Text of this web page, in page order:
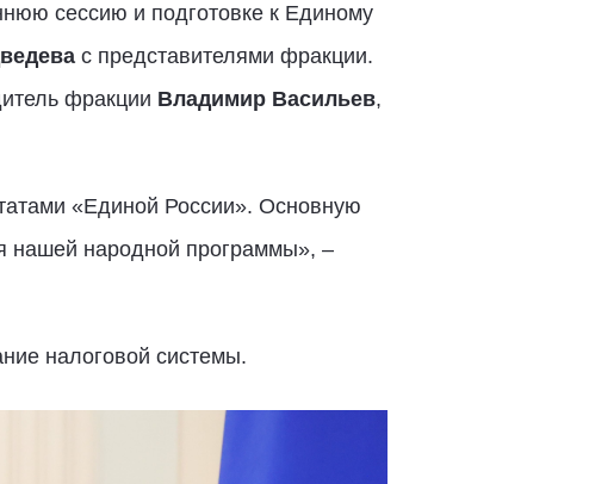
сессию и подготовке к Единому
с представителями фракции.
фракции Владимир Васильев,
«Единой России». Основную
нашей народной программы», –
налоговой системы.